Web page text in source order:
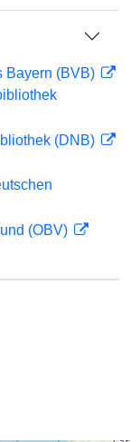
Bayern (BVB)
(DNB)
(OBV)